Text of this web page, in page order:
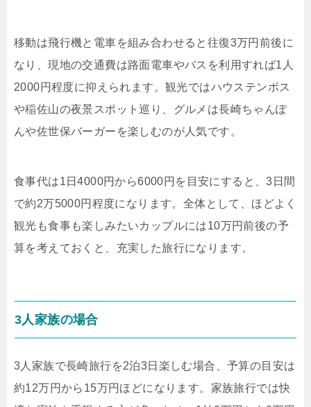
移動は飛行機と電車を組み合わせると往復3万円前後に
なり、現地の交通費は路面電車やバスを利用すれば1人
2000円程度に抑えられます。観光ではハウステンボス
や稲佐山の夜景スポット巡り、グルメは長崎ちゃんぽ
んや佐世保バーガーを楽しむのが人気です。
食事代は1日4000円から6000円を目安にすると、3日間
で約2万5000円程度になります。全体として、ほどよく
観光も食事も楽しみたいカップルには10万円前後の予
算を考えておくと、充実した旅行になります。
3人家族の場合
3人家族で長崎旅行を2泊3日楽しむ場合、予算の目安は
約12万円から15万円ほどになります。家族旅行では快